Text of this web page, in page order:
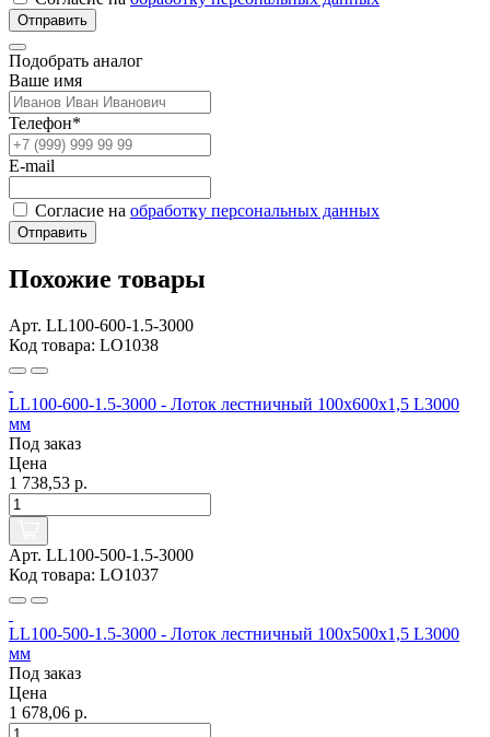
Отправить
Подобрать аналог
Ваше имя
Телефон*
E-mail
Согласие на обработку персональных данных
Отправить
Похожие товары
Арт. LL100-600-1.5-3000
Код товара: LO1038
LL100-600-1.5-3000 - Лоток лестничный 100х600х1,5 L3000
мм
Под заказ
Цена
1 738,53 р.
Арт. LL100-500-1.5-3000
Код товара: LO1037
LL100-500-1.5-3000 - Лоток лестничный 100х500х1,5 L3000
мм
Под заказ
Цена
1 678,06 р.